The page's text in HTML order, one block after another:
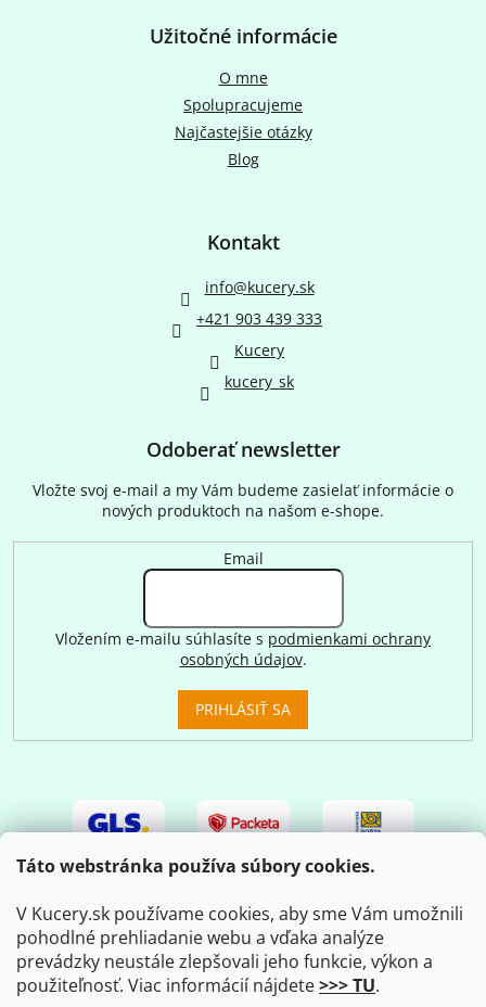
Táto webstránka používa súbory cookies.
V Kucery.sk používame cookies, aby sme Vám umožnili
pohodlné prehliadanie webu a vďaka analýze
prevádzky neustále zlepšovali jeho funkcie, výkon a
použiteľnosť. Viac informácií nájdete>>> TU.
Užitočné informácie
O mne
Spolupracujeme
Najčastejšie otázky
Blog
Kontakt
info@kucery.sk
+421 903 439 333
Kucery
kucery_sk
Odoberať newsletter
Vložte svoj e-mail a my Vám budeme zasielať informácie o
nových produktoch na našom e-shope.
Email
Vložením e-mailu súhlasíte s podmienkami ochrany
osobných údajov.
PRIHLÁSIŤ SA